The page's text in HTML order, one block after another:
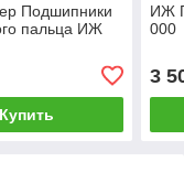
Подшипники
пальца ИЖ
Купить
ИЖ
000
3